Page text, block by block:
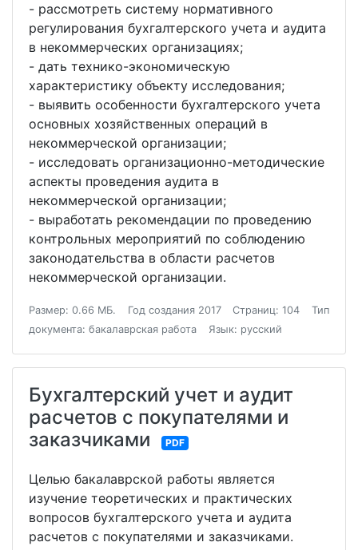
- рассмотреть систему нормативного
регулирования бухгалтерского учета и аудита
в некоммерческих организациях;
- дать технико-экономическую
характеристику объекту исследования;
- выявить особенности бухгалтерского учета
основных хозяйственных операций в
некоммерческой организации;
- исследовать организационно-методические
аспекты проведения аудита в
некоммерческой организации;
- выработать рекомендации по проведению
контрольных мероприятий по соблюдению
законодательства в области расчетов
некоммерческой организации.
Размер: 0.66 МБ. Год создания 2017 Страниц: 104
Тип
документа: бакалаврская работа
Язык: русский
Бухгалтерский учет и аудит
расчетов с покупателями и
заказчиками
PDF
Целью бакалаврской работы является
изучение теоретических и практических
вопросов бухгалтерского учета и аудита
расчетов с покупателями и заказчиками.